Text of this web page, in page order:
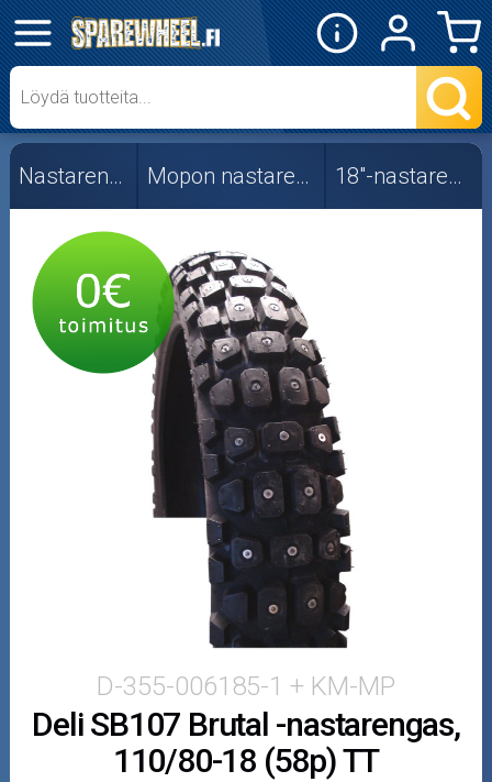
✕
Mopon osat
Skootterin osat
Crossipyörän osat
Moottoripyörän osat
Moottorikelkan osat
Mopoauton osat
Mönkijän osat
Puutarha ja metsä
Öljyt ja kemikaalit
Nastarenkaat Mopon nastarenkaat 18"-nastarenkaat
D-355-006185-1 + KM-MP
Deli SB107 Brutal -nastarengas,
110/80-18 (58p) TT